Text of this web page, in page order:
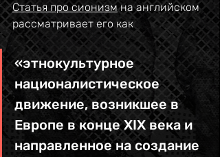
Статья про сионизм на английском
рассматривает его как
«этнокультурное
националистическое
движение, возникшее в
Европе в конце XIX века и
направленное на создание